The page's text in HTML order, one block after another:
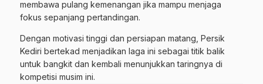
membawa pulang kemenangan jika mampu menjaga
fokus sepanjang pertandingan.
Dengan motivasi tinggi dan persiapan matang, Persik
Kediri bertekad menjadikan laga ini sebagai titik balik
untuk bangkit dan kembali menunjukkan taringnya di
kompetisi musim ini.